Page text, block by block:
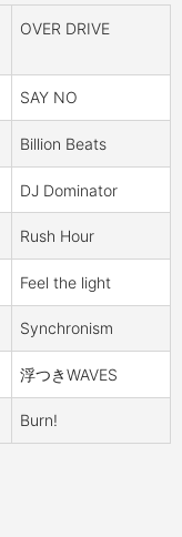
OVER DRIVE
SAY NO
Billion Beats
DJ Dominator
Rush Hour
Feel the light
Synchronism
浮つきWAVES
Burn!